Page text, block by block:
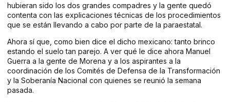
hubieran sido los dos grandes compadres y la gente quedó
contenta con las explicaciones técnicas de los procedimientos
que se están llevando a cabo por parte de la paraestatal.
Ahora sí que, como bien dice el dicho mexicano: tanto brinco
estando el suelo tan parejo. A ver qué le dice ahora Manuel
Guerra a la gente de Morena y a los aspirantes a la
coordinación de los Comités de Defensa de la Transformación
y la Soberanía Nacional con quienes se reunió la semana
pasada.